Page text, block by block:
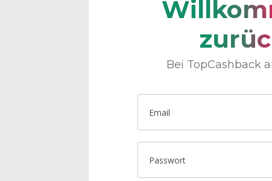
Bei TopCashback
Email
Passwort